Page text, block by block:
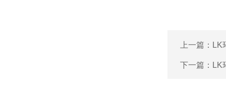
上一篇： LK
下一篇： LK